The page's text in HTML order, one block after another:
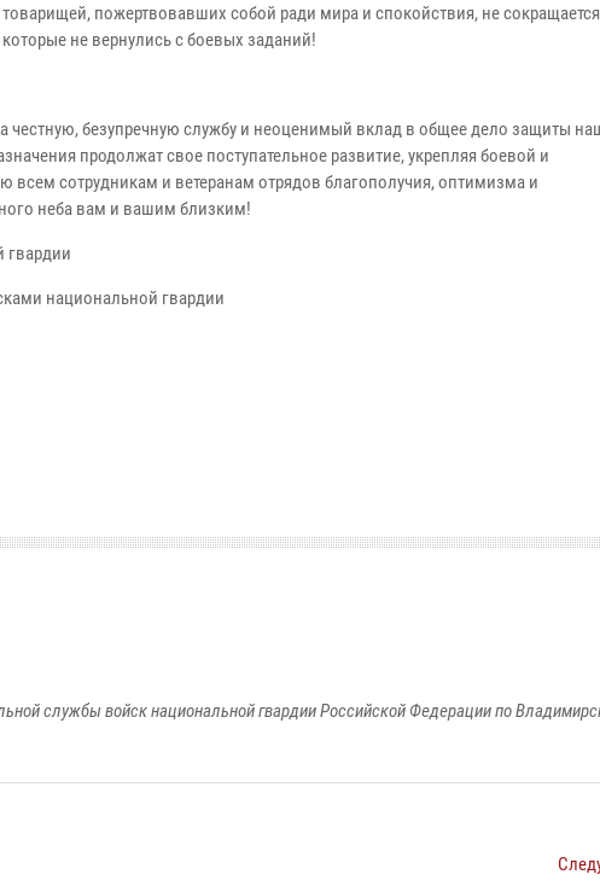
пожертвовавших собой ради мира и спокойствия, не
не вернулись с боевых заданий!
безупречную службу и неоценимый вклад в общее дело защиты
продолжат свое поступательное развитие, укрепляя боевой и
сотрудникам и ветеранам отрядов благополучия, оптимизма и
неба вам и вашим близким!
гвардии
национальной гвардии
службы войск национальной гвардии Российской Федерации по